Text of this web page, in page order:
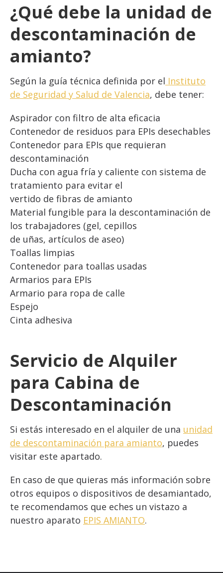
¿Qué debe la unidad de
descontaminación de
amianto?
Según la guía técnica definida por el Instituto
de Seguridad y Salud de Valencia, debe tener:
Aspirador con filtro de alta eficacia
Contenedor de residuos para EPIs desechables
Contenedor para EPIs que requieran
descontaminación
Ducha con agua fría y caliente con sistema de
tratamiento para evitar el
vertido de fibras de amianto
Material fungible para la descontaminación de
los trabajadores (gel, cepillos
de uñas, artículos de aseo)
Toallas limpias
Contenedor para toallas usadas
Armarios para EPIs
Armario para ropa de calle
Espejo
Cinta adhesiva
Servicio de Alquiler
para Cabina de
Descontaminación
Si estás interesado en el alquiler de una unidad
de descontaminación para amianto, puedes
visitar este apartado.
En caso de que quieras más información sobre
otros equipos o dispositivos de desamiantado,
te recomendamos que eches un vistazo a
nuestro aparato EPIS AMIANTO.